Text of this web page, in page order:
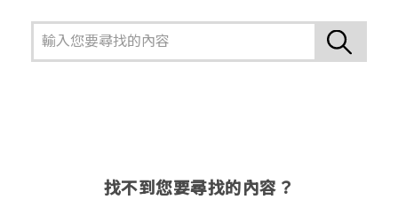
找不到您要尋找的內容？